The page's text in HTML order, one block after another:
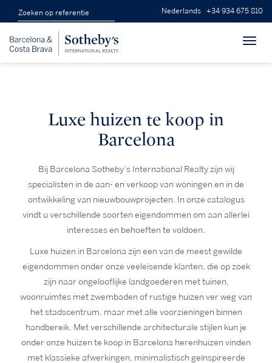
Nederlands +34 934 675 810
Luxe huizen te koop in
Barcelona
Bij Barcelona Sotheby’s International Realty zijn wij
specialisten in de aan- en verkoop van woningen en in de
ontwikkeling van nieuwbouwprojecten. In onze catalogus
vindt u verschillende soorten eigendommen om aan allerlei
interesses en behoeften te voldoen.
Luxe huizen in Barcelona zijn een van de meest gewilde
eigendommen onder onze veeleisende klanten, die op zoek
zijn naar ongelooflijke landgoederen met tuinen,
woonruimtes met zwembaden of rustige huizen ver weg van
het stadscentrum, maar met alle voorzieningen binnen
handbereik. Met verschillende architecturale stijlen kun je
onder onze huizen te koop in Barcelona herenhuizen vinden
met klassieke afwerkingen, minimalistisch geïnspireerde